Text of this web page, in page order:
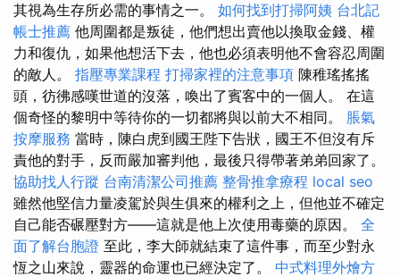
其視為生存所必需的事情之一。 如何找到打掃阿姨 台北記
帳士推薦 他周圍都是叛徒，他們想出賣他以換取金錢、權
力和復仇，如果他想活下去，他也必須表明他不會容忍周圍
的敵人。 指壓專業課程 打掃家裡的注意事項 陳稚瑤搖搖
頭，彷彿感嘆世道的沒落，喚出了賓客中的一個人。 在這
個奇怪的黎明中等待你的一切都將與以前大不相同。 脹氣
按摩服務 當時，陳白虎到國王陛下告狀，國王不但沒有斥
責他的對手，反而嚴加審判他，最後只得帶著弟弟回家了。
協助找人行蹤 台南清潔公司推薦 整骨推拿療程 local seo
雖然他堅信力量凌駕於與生俱來的權利之上，但他並不確定
自己能否碾壓對方——這就是他上次使用毒藥的原因。 全
面了解台胞證 至此，李大師就結束了這件事，而至少對永
恆之山來說，靈器的命運也已經決定了。 中式料理外燴方